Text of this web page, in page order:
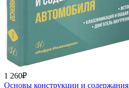
1 260₽
Основы конструкции и